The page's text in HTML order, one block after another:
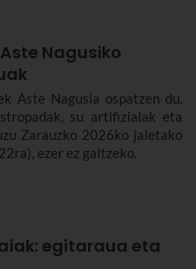
Nagusiko
Aste Nagusia ospatzen du,
su artifizialak eta
Zarauzko 2026ko jaietako
ezer ez galtzeko.
egitaraua eta